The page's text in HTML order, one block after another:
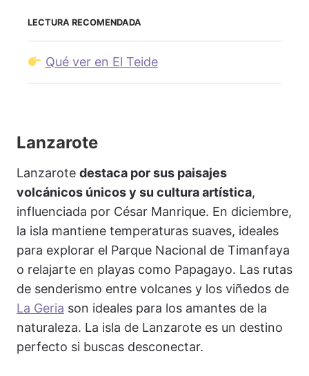
LECTURA RECOMENDADA
Qué ver en El Teide
Lanzarote
Lanzarote destaca por sus paisajes
volcánicos únicos y su cultura artística,
influenciada por César Manrique. En diciembre,
la isla mantiene temperaturas suaves, ideales
para explorar el Parque Nacional de Timanfaya
o relajarte en playas como Papagayo. Las rutas
de senderismo entre volcanes y los viñedos de
La Geria son ideales para los amantes de la
naturaleza. La isla de Lanzarote es un destino
perfecto si buscas desconectar.